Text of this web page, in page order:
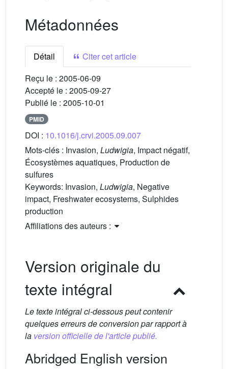
Métadonnées
Détail
Citer cet article
Reçu le : 2005-06-09
Accepté le : 2005-09-27
Publié le : 2005-10-01
PMID
DOI : 10.1016/j.crvi.2005.09.007
Mots-clés : Invasion, Ludwigia, Impact négatif,
Écosystèmes aquatiques, Production de
sulfures
Keywords: Invasion, Ludwigia, Negative
impact, Freshwater ecosystems, Sulphides
production
Affiliations des auteurs :
Version originale du
texte intégral
Le texte intégral ci-dessous peut contenir
quelques erreurs de conversion par rapport à
la version officielle de l'article publié.
Abridged English version